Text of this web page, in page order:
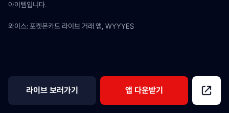
아이템입니다.
와이스: 포켓몬카드 라이브 거래 앱, WYYYES
라이브 보러가기 앱 다운받기